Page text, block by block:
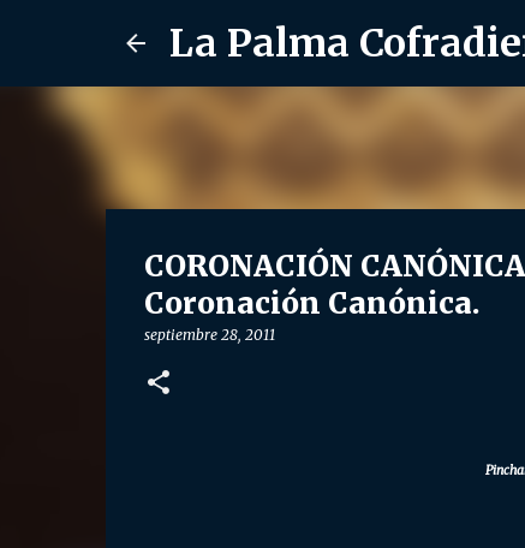
La Palma
CORONACIÓN
Coronación Canónica.
septiembre 28, 2011